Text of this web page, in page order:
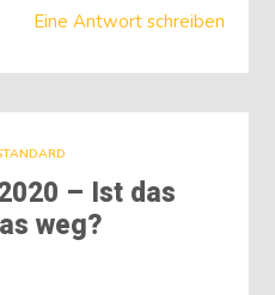
Eine Antwort schreiben
– Ist das
weg?